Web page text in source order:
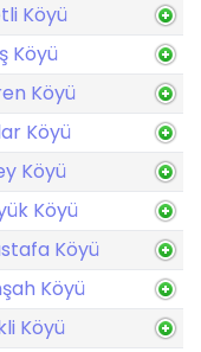
Köyü
Köyü
Köyü
Köyü
Köyü
Köyü
Köyü
Köyü
Köyü